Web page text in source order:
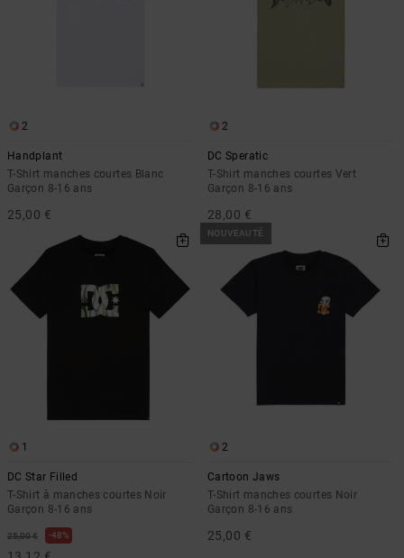
2
Handplant
T-Shirt manches courtes Blanc
Garçon 8-16 ans
25,00 €
2
DC Speratic
T-Shirt manches courtes Vert
Garçon 8-16 ans
28,00 €
1
DC Star Filled
T-Shirt à manches courtes Noir
Garçon 8-16 ans
25,00 € 48%
NOUVEAUTÉ
2
Cartoon Jaws
T-Shirt manches courtes Noir
Garçon 8-16 ans
25,00 €